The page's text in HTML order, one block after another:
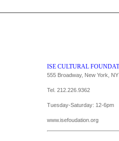
ISE CULTURAL
555 Broadway, New York,
Tel. 212.226.9362
Tuesday-Saturday: 12-6pm
www.isefoudation.org